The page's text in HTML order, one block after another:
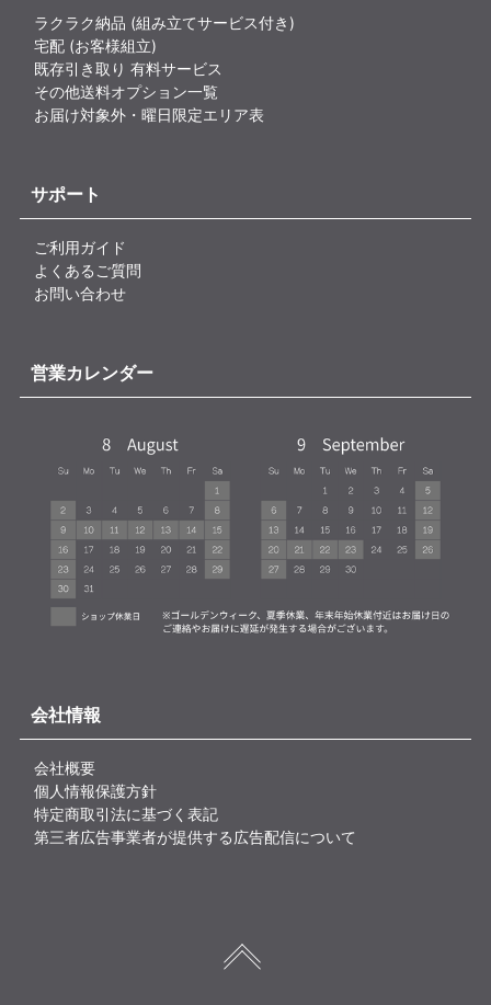
ラクラク納品 (組み立てサービス付き)
宅配 (お客様組立)
既存引き取り 有料サービス
その他送料オプション一覧
お届け対象外・曜日限定エリア表
サポート
ご利用ガイド
よくあるご質問
お問い合わせ
営業カレンダー
会社情報
会社概要
個人情報保護方針
特定商取引法に基づく表記
第三者広告事業者が提供する広告配信について